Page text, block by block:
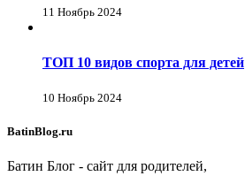
11 Ноябрь 2024
ТОП 10 видов спорта для детей
10 Ноябрь 2024
BatinBlog.ru
Батин Блог - сайт для родителей,